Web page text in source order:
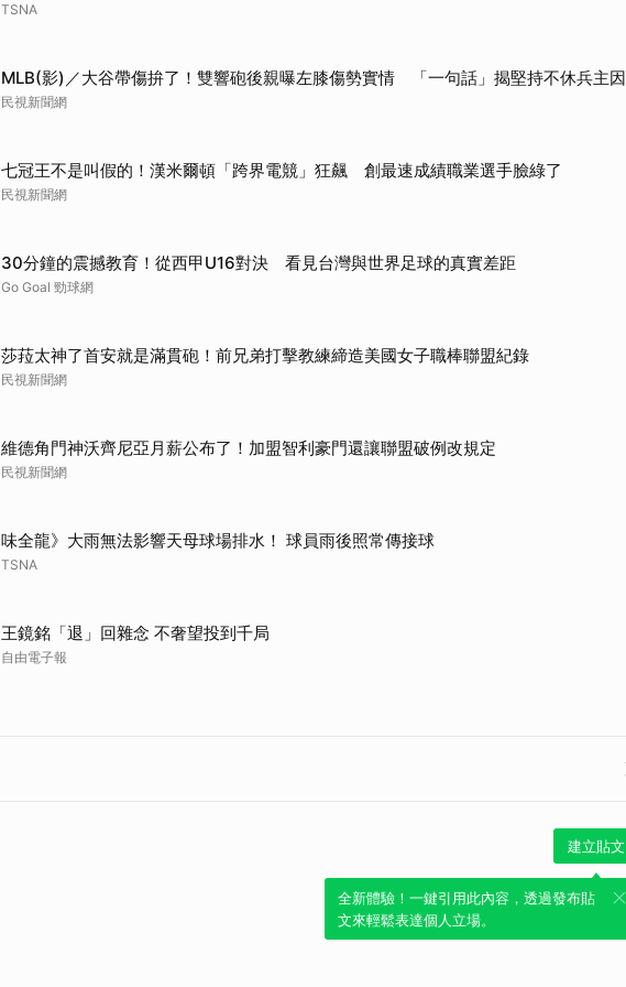
TSNA
MLB(影)／大谷帶傷拚了！雙響砲後親曝左膝傷勢實情 「一句話」揭堅持不休兵主因
民視新聞網
七冠王不是叫假的！漢米爾頓「跨界電競」狂飆 創最速成績職業選手臉綠了
民視新聞網
30分鐘的震撼教育！從西甲U16對決 看見台灣與世界足球的真實差距
Go Goal 勁球網
莎菈太神了首安就是滿貫砲！前兄弟打擊教練締造美國女子職棒聯盟紀錄
民視新聞網
維德角門神沃齊尼亞月薪公布了！加盟智利豪門還讓聯盟破例改規定
民視新聞網
味全龍》大雨無法影響天母球場排水！ 球員雨後照常傳接球
TSNA
王鏡銘「退」回雜念 不奢望投到千局
自由電子報
建立貼文
全新體驗！一鍵引用此內容，透過發布貼
文來輕鬆表達個人立場。